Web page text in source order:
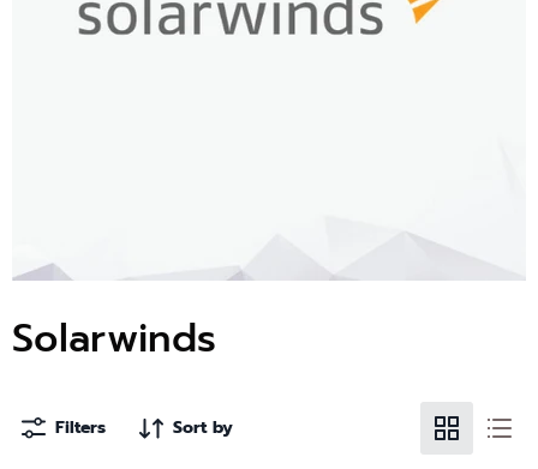
Solarwinds
Filters Sort by